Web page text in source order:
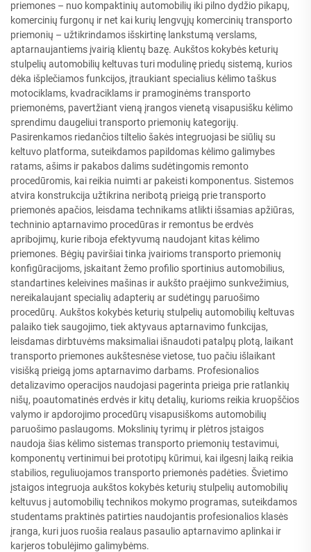
priemones – nuo kompaktinių automobilių iki pilno dydžio pikapų,
komercinių furgonų ir net kai kurių lengvųjų komercinių transporto
priemonių – užtikrindamos išskirtinę lankstumą verslams,
aptarnaujantiems įvairią klientų bazę. Aukštos kokybės keturių
stulpelių automobilių keltuvas turi modulinę priedų sistemą, kurios
dėka išplečiamos funkcijos, įtraukiant specialius kėlimo taškus
motociklams, kvadraciklams ir pramoginėms transporto
priemonėms, pavertžiant vieną įrangos vienetą visapusišku kėlimo
sprendimu daugeliui transporto priemonių kategorijų.
Pasirenkamos riedančios tiltelio šakės integruojasi be siūlių su
keltuvo platforma, suteikdamos papildomas kėlimo galimybes
ratams, ašims ir pakabos dalims sudėtingomis remonto
procedūromis, kai reikia nuimti ar pakeisti komponentus. Sistemos
atvira konstrukcija užtikrina neribotą prieigą prie transporto
priemonės apačios, leisdama technikams atlikti išsamias apžiūras,
techninio aptarnavimo procedūras ir remontus be erdvės
apribojimų, kurie riboja efektyvumą naudojant kitas kėlimo
priemones. Bėgių paviršiai tinka įvairioms transporto priemonių
konfigūracijoms, įskaitant žemo profilio sportinius automobilius,
standartines keleivines mašinas ir aukšto praėjimo sunkvežimius,
nereikalaujant specialių adapterių ar sudėtingų paruošimo
procedūrų. Aukštos kokybės keturių stulpelių automobilių keltuvas
palaiko tiek saugojimo, tiek aktyvaus aptarnavimo funkcijas,
leisdamas dirbtuvėms maksimaliai išnaudoti patalpų plotą, laikant
transporto priemones aukštesnėse vietose, tuo pačiu išlaikant
visišką prieigą joms aptarnavimo darbams. Profesionalios
detalizavimo operacijos naudojasi pagerinta prieiga prie ratlankių
nišų, poautomatinės erdvės ir kitų detalių, kurioms reikia kruopščios
valymo ir apdorojimo procedūrų visapusiškoms automobilių
paruošimo paslaugoms. Mokslinių tyrimų ir plėtros įstaigos
naudoja šias kėlimo sistemas transporto priemonių testavimui,
komponentų vertinimui bei prototipų kūrimui, kai ilgesnį laiką reikia
stabilios, reguliuojamos transporto priemonės padėties. Švietimo
įstaigos integruoja aukštos kokybės keturių stulpelių automobilių
keltuvus į automobilių technikos mokymo programas, suteikdamos
studentams praktinės patirties naudojantis profesionalios klasės
įranga, kuri juos ruošia realaus pasaulio aptarnavimo aplinkai ir
karjeros tobulėjimo galimybėms.